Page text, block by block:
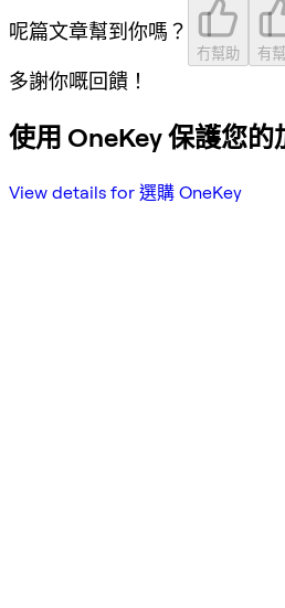
呢篇文章幫到你嗎？
冇幫助 有
多謝你嘅回饋！
使用 OneKey 保護您的
View details for 選購 OneKey